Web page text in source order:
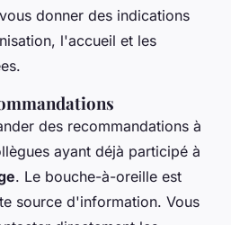
donner des indications
l'accueil et les
des recommandations à
ayant déjà participé à
. Le bouche-à-oreille est
source d'information. Vous